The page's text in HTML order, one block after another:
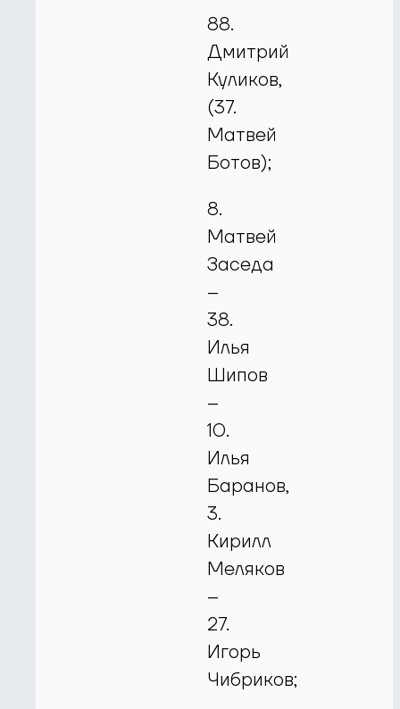
88.
Дмитрий
Куликов,
(37.
Матвей
Ботов);
8.
Матвей
Заседа
–
38.
Илья
Шипов
–
10.
Илья
Баранов,
3.
Кирилл
Меляков
–
27.
Игорь
Чибриков;